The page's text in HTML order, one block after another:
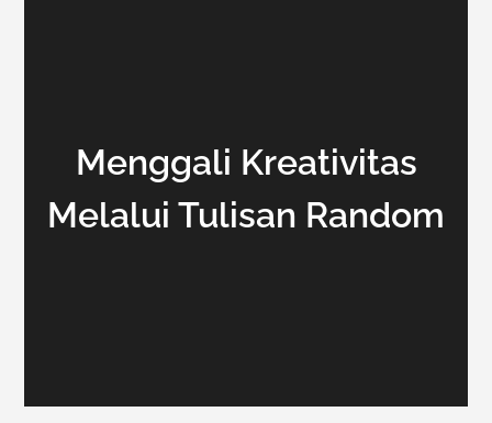
Menggali Kreativitas
Melalui Tulisan Random